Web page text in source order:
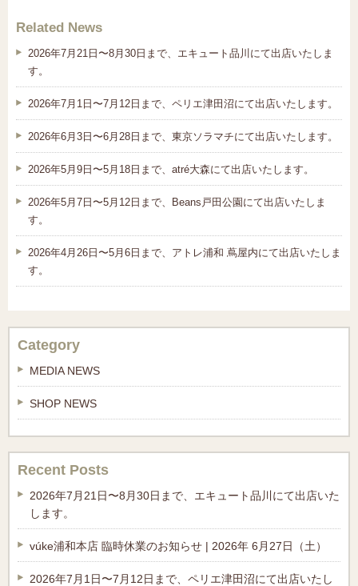
Related News
2026年7月21日〜8月30日まで、エキュート品川にて出店いたしま
す。
2026年7月1日〜7月12日まで、ペリエ津田沼にて出店いたします。
2026年6月3日〜6月28日まで、東京ソラマチにて出店いたします。
2026年5月9日〜5月18日まで、atré大森にて出店いたします。
2026年5月7日〜5月12日まで、Beans戸田公園にて出店いたしま
す。
2026年4月26日〜5月6日まで、アトレ浦和 蔦屋内にて出店いたしま
す。
Category
MEDIA NEWS
SHOP NEWS
Recent Posts
2026年7月21日〜8月30日まで、エキュート品川にて出店いた
します。
vúke浦和本店 臨時休業のお知らせ | 2026年 6月27日（土）
2026年7月1日〜7月12日まで、ペリエ津田沼にて出店いたし